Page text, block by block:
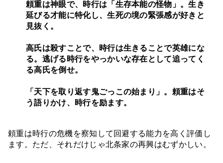
頼重は神眼で、時行は「生存本能の怪物」。生き
延びる才能に特化し、生死の境の緊張感が好きと
見抜く。
高氏は殺すことで、時行は生きることで英雄にな
る。逃げる時行をやっかいな存在として追ってく
る高氏を倒せ。
「天下を取り返す鬼ごっこの始まり」。頼重はそ
う語りかけ、時行を励ます。
頼重は時行の危機を察知して回避する能力を高く評価し
ます。ただ、それだけじゃ北条家の再興はむずかしい。